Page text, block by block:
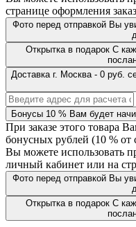
странице оформления
Фото перед отправкой Вы
Открытка в подарок С
Доставка г. Москва - 0 руб.
Бонусы 10 % Вам будет
При заказе этого товара
бонусных рублей (10 % от
Вы можете использовать
личный кабинет или на
Фото перед отправкой Вы
Открытка в подарок С